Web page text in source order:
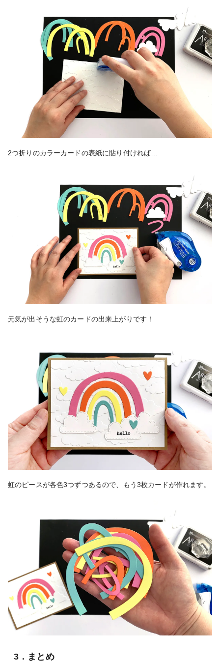
2つ折りのカラーカードの表紙に貼り付ければ…
元気が出そうな虹のカードの出来上がりです！
虹のピースが各色3つずつあるので、もう3枚カードが作れます。
3．まとめ